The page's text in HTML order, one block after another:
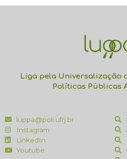
Liga pela Universalização
Políticas Públicas
luppa@poli.ufrj.br
Instagram
LinkedIn
Youtube